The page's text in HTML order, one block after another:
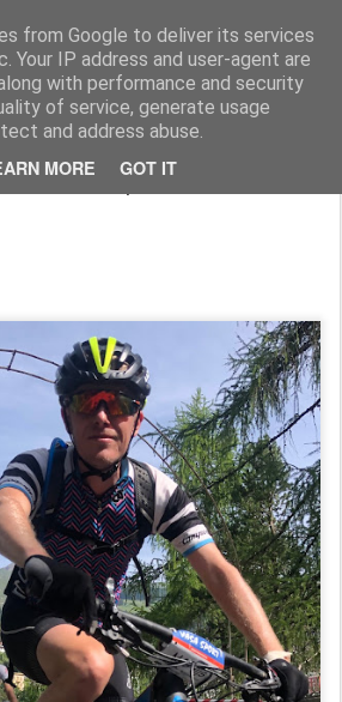
from Google to deliver its services
Your IP address and user-agent are
with performance and security
of service, generate usage
and address abuse.
MORE GOT IT
avonturen in wielerland
Transalp 2